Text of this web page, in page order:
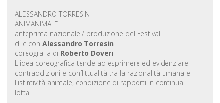
ALESSANDRO TORRESIN
ANIMANIMALE
anteprima nazionale / produzione del Festival
di e con Alessandro Torresin
coreografia di Roberto Doveri
L'idea coreografica tende ad esprimere ed evidenziare
contraddizioni e conflittualità tra la razionalità umana e
l'istintività animale, condizione di rapporti in continua
lotta.